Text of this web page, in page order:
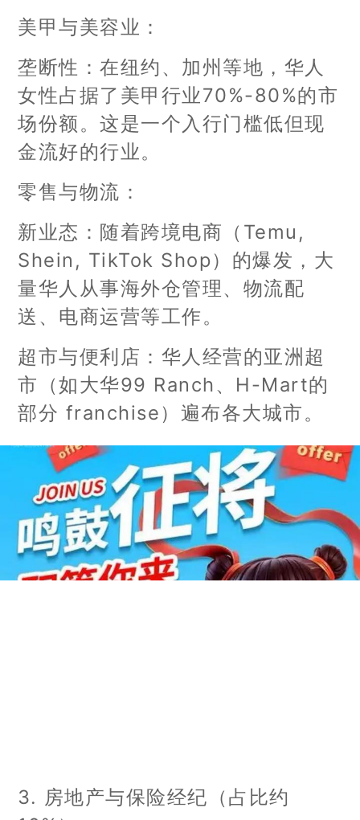
美甲与美容业：
垄断性：在纽约、加州等地，华人
女性占据了美甲行业70%-80%的市
场份额。这是一个入行门槛低但现
金流好的行业。
零售与物流：
新业态：随着跨境电商（Temu,
Shein, TikTok Shop）的爆发，大
量华人从事海外仓管理、物流配
送、电商运营等工作。
超市与便利店：华人经营的亚洲超
市（如大华99 Ranch、H-Mart的
部分 franchise）遍布各大城市。
3. 房地产与保险经纪（占比约